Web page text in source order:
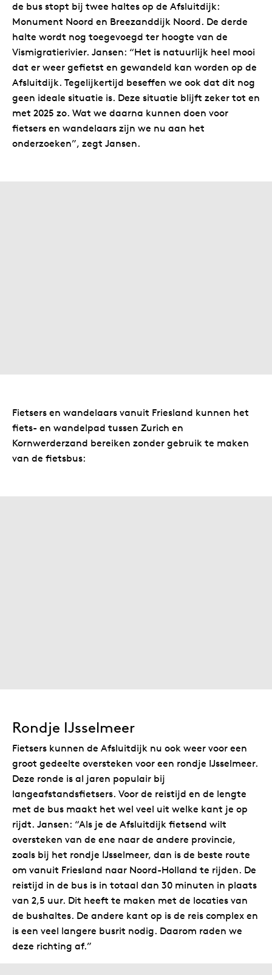
de bus stopt bij twee haltes op de Afsluitdijk:
Monument Noord en Breezanddijk Noord. De derde
halte wordt nog toegevoegd ter hoogte van de
Vismigratierivier. Jansen: “Het is natuurlijk heel mooi
dat er weer gefietst en gewandeld kan worden op de
Afsluitdijk. Tegelijkertijd beseffen we ook dat dit nog
geen ideale situatie is. Deze situatie blijft zeker tot en
met 2025 zo. Wat we daarna kunnen doen voor
fietsers en wandelaars zijn we nu aan het
onderzoeken”, zegt Jansen.
Fietsers en wandelaars vanuit Friesland kunnen het
fiets- en wandelpad tussen Zurich en
Kornwerderzand bereiken zonder gebruik te maken
van de fietsbus:
Rondje IJsselmeer
Fietsers kunnen de Afsluitdijk nu ook weer voor een
groot gedeelte oversteken voor een rondje IJsselmeer.
Deze ronde is al jaren populair bij
langeafstandsfietsers. Voor de reistijd en de lengte
met de bus maakt het wel veel uit welke kant je op
rijdt. Jansen: “Als je de Afsluitdijk fietsend wilt
oversteken van de ene naar de andere provincie,
zoals bij het rondje IJsselmeer, dan is de beste route
om vanuit Friesland naar Noord-Holland te rijden. De
reistijd in de bus is in totaal dan 30 minuten in plaats
van 2,5 uur. Dit heeft te maken met de locaties van
de bushaltes. De andere kant op is de reis complex en
is een veel langere busrit nodig. Daarom raden we
deze richting af.”